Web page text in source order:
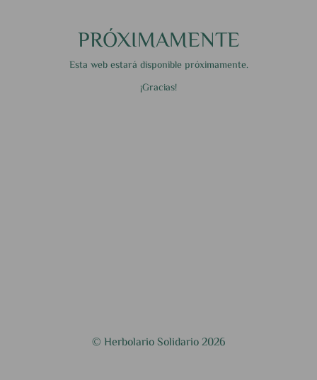
PRÓXIMAMENTE
Esta web estará disponible próximamente.
¡Gracias!
© Herbolario Solidario 2026